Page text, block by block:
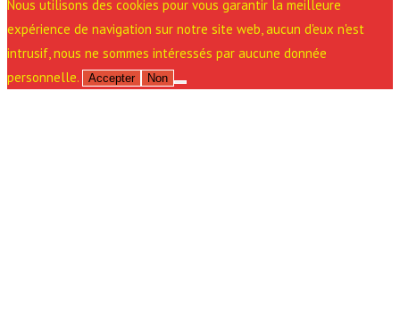
Nous utilisons des cookies pour vous garantir la meilleure
expérience de navigation sur notre site web, aucun d'eux n'est
intrusif, nous ne sommes intéressés par aucune donnée
personnelle.
Accepter Non